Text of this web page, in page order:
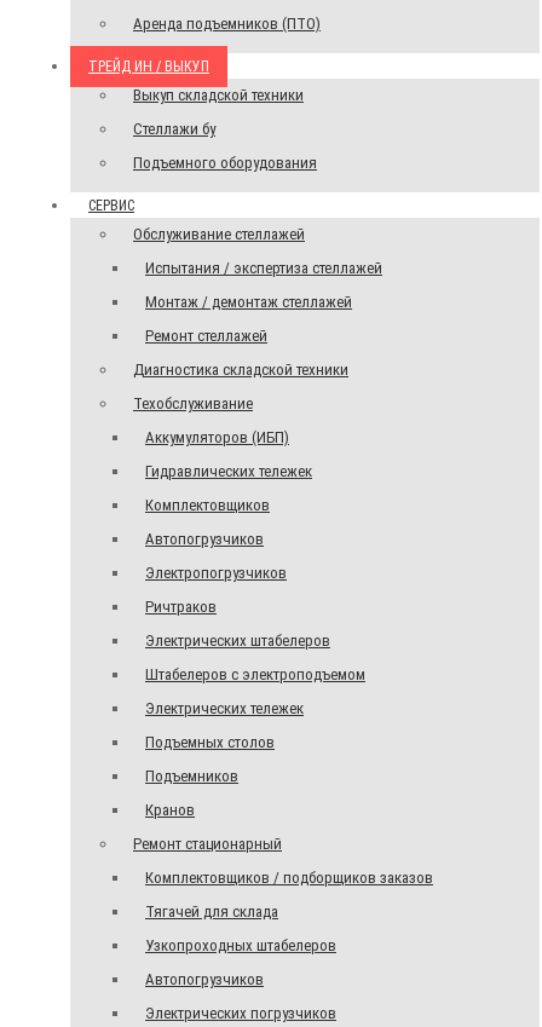
Аренда подъемников (ПТО)
ТРЕЙД ИН / ВЫКУП
Выкуп складской техники
Стеллажи бу
Подъемного оборудования
СЕРВИС
Обслуживание стеллажей
Испытания / экспертиза стеллажей
Монтаж / демонтаж стеллажей
Ремонт стеллажей
Диагностика складской техники
Техобслуживание
Аккумуляторов (ИБП)
Гидравлических тележек
Комплектовщиков
Автопогрузчиков
Электропогрузчиков
Ричтраков
Электрических штабелеров
Штабелеров с электроподъемом
Электрических тележек
Подъемных столов
Подъемников
Кранов
Ремонт стационарный
Комплектовщиков / подборщиков заказов
Тягачей для склада
Узкопроходных штабелеров
Автопогрузчиков
Электрических погрузчиков